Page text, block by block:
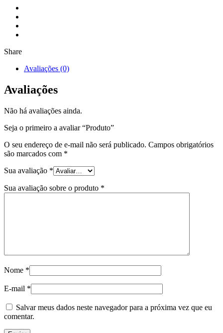
Share
Avaliações (0)
Avaliações
Não há avaliações ainda.
Seja o primeiro a avaliar “Produto”
O seu endereço de e-mail não será publicado. Campos obrigatórios
são marcados com *
Sua avaliação *
Sua avaliação sobre o produto *
Nome *
E-mail *
Salvar meus dados neste navegador para a próxima vez que eu
comentar.